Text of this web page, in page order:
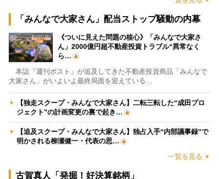
「みんなで大家さん」配当ストップ騒動の内幕
《ついに見えた問題の核心》「みんなで大家さ
ん」2000億円超不動産投資トラブル“異常なく
ら…
本誌『週刊ポスト』が追及してきた不動産投資商品「みんなで
大家さん」がいよいよ最終局面を迎えている…
【独走スクープ・みんなで大家さん】二転三転した“成田プロ
ジェクト”の計画変更の裏で起き…
【追及スクープ・みんなで大家さん】独占入手“内部議事録”で
明かされる柳瀬健一・代表の思…
一覧を見る
古賀真人「発掘！好決算銘柄」